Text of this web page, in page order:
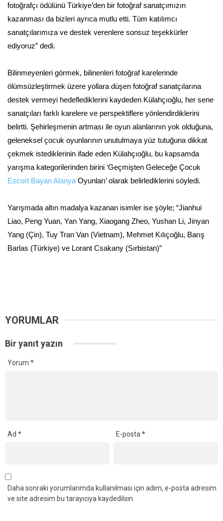
fotoğrafçı ödülünü Türkiye’den bir fotoğraf sanatçımızın
kazanması da bizleri ayrıca mutlu etti. Tüm katılımcı
sanatçılarımıza ve destek verenlere sonsuz teşekkürler
ediyoruz” dedi.
Bilinmeyenleri görmek, bilinenleri fotoğraf karelerinde
ölümsüzleştirmek üzere yollara düşen fotoğraf sanatçılarına
destek vermeyi hedeflediklerini kaydeden Külahçıoğlu, her sene
sanatçıları farklı karelere ve perspektiflere yönlendirdiklerini
belirtti. Şehirleşmenin artması ile oyun alanlarının yok olduğuna,
geleneksel çocuk oyunlarının unutulmaya yüz tutuğuna dikkat
çekmek istediklerinin ifade eden Külahçıoğlu, bu kapsamda
yarışma kategorilerinden birini ‘Geçmişten Geleceğe Çocuk
Escort Bayan Alanya Oyunları’ olarak belirlediklerini söyledi.
Yarışmada altın madalya kazanan isimler ise şöyle; “Jianhui
Liao, Peng Yuan, Yan Yang, Xiaogang Zheo, Yushan Li, Jinyan
Yang (Çin), Tuy Tran Van (Vietnam), Mehmet Kılıçoğlu, Barış
Barlas (Türkiye) ve Lorant Csakany (Sırbistan)”
YORUMLAR
Bir yanıt yazın
Yorum *
Ad * E-posta*
Daha sonraki yorumlarımda kullanılması için adım, e-posta adresim
ve site adresim bu tarayıcıya kaydedilsin.